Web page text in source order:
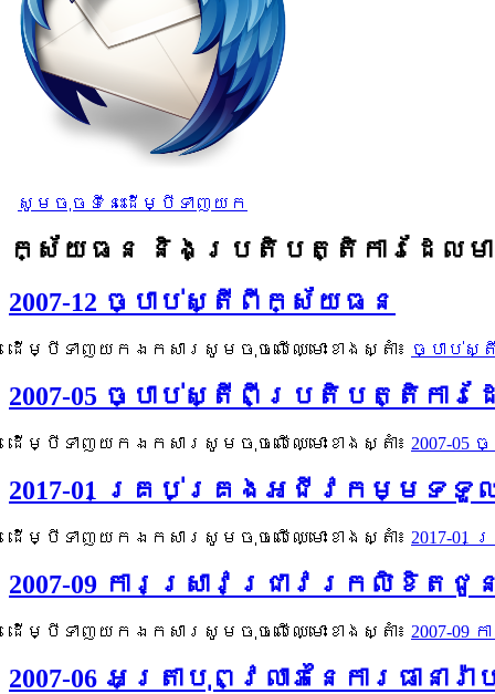
សូមចុចទីនេះដើម្បីទាញយក
ក្ស័យធន និង​ប្រតិបត្តិការដែលមា
2007-12 ច្បាប់ស្តីពីក្ស័យធន
ដើម្បីទាញយកឯកសារសូមចុចលើឈ្មោះខាងស្តាំ៖ ច្បាប់
2007-05 ច្បាប់ស្តីពីប្រតិបត្តិការដ
ដើម្បីទាញយកឯកសារសូមចុចលើឈ្មោះខាងស្តាំ៖ 2007-
2017-01 គ្រប់គ្រងអជីវកម្មទទួល
ដើម្បីទាញយកឯកសារសូមចុចលើឈ្មោះខាងស្តាំ៖ 2017-
2007-09 ការស្រាវជ្រាវរកលិខិ
ដើម្បីទាញយកឯកសារសូមចុចលើឈ្មោះខាងស្តាំ៖ 2007-
2007-06 អត្រាបុព្វលាភនៃការធា